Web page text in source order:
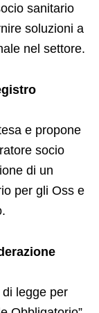
sanitario
soluzioni a
nel settore.
e propone
socio
di un
per gli Oss e
legge per